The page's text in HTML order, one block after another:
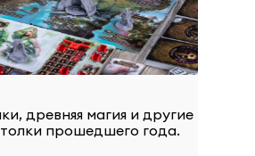
древняя магия и другие
прошедшего года.